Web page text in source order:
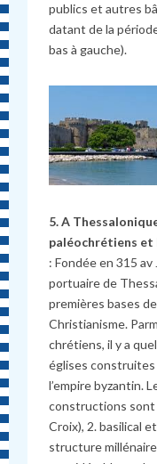
publics et autres
datant de la
bas à gauche).
5. A
paléochrétiens et
: Fondée en 315 av
portuaire de
premières bases
Christianisme.
chrétiens, il y a
églises construites
l’empire byzantin.
constructions sont
Croix), 2. basilical
structure